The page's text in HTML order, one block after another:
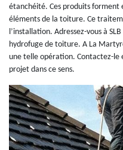
étanchéité. Ces produits forment
éléments de la toiture. Ce
l’installation. Adressez-vous à
hydrofuge de toiture. A La
une telle opération. Contactez-le
projet dans ce sens.